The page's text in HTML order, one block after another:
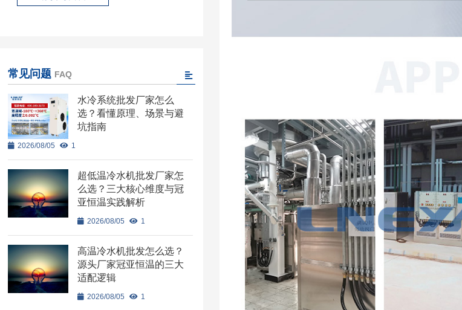
常见问题 FAQ
水冷系统批发厂家怎么
选？看懂原理、场景与避
坑指南
2026/08/05 1
超低温冷水机批发厂家怎
么选？三大核心维度与冠
亚恒温实践解析
2026/08/05 1
高温冷水机批发怎么选？
源头厂家冠亚恒温的三大
适配逻辑
2026/08/05 1